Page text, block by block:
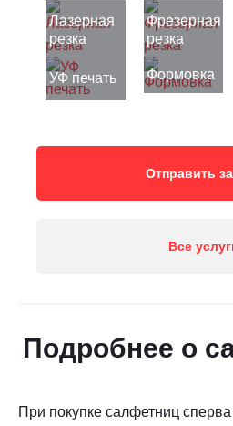
Лазерная
резка
Фрезерная
резка
УФ печать Формовка
Отправить
Все
Подробнее о
При покупке салфетниц